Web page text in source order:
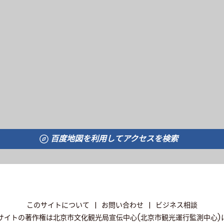
百度地図を利用してアクセスを検索
このサイトについて | お問い合わせ |
ビジネス相談
イトの著作権は北京市文化観光局宣伝中心(北京市観光運行監測中心)